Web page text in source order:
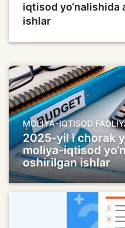
iqtisod yo‘nalishida
ishlar
MOLIYA-IQTISOD
2025-yil I chorak
moliya-iqtisod
oshirilgan ishlar